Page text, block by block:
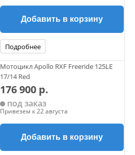
Добавить в корзину
Подробнее
Мотоцикл Apollo RXF Freeride 125LE
17/14 Red
176 900 р.
под заказ
Привезем к 22 августа
Добавить в корзину